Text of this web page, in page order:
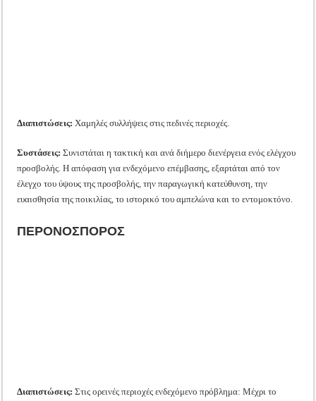
Διαπιστώσεις: Χαμηλές συλλήψεις στις πεδινές περιοχές.
Συστάσεις: Συνιστάται η τακτική και ανά διήμερο διενέργεια ενός ελέγχου
προσβολής. Η απόφαση για ενδεχόμενο επέμβασης, εξαρτάται από τον
έλεγχο του ύψους της προσβολής, την παραγωγική κατεύθυνση, την
ευαισθησία της ποικιλίας, το ιστορικό του αμπελώνα και το εντομοκτόνο.
ΠΕΡΟΝΟΣΠΟΡΟΣ
Διαπιστώσεις: Στις ορεινές περιοχές ενδεχόμενο πρόβλημα: Μέχρι το